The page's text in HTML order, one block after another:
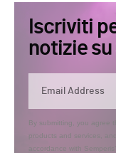
Iscriviti
notizie
By submitting, you agree
products and services,
accordance with Semperis’